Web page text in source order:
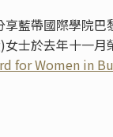
藍帶國際學院巴
士於去年十一月
for Women in